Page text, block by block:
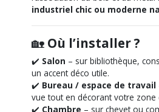
industriel chic ou moderne
🏡 Où l’installer ?
✔️ Salon – sur bibliothèque,
un accent déco utile.
✔️ Bureau / espace de travail
vue tout en décorant votre zone
✔️ Chambre – sur chevet ou